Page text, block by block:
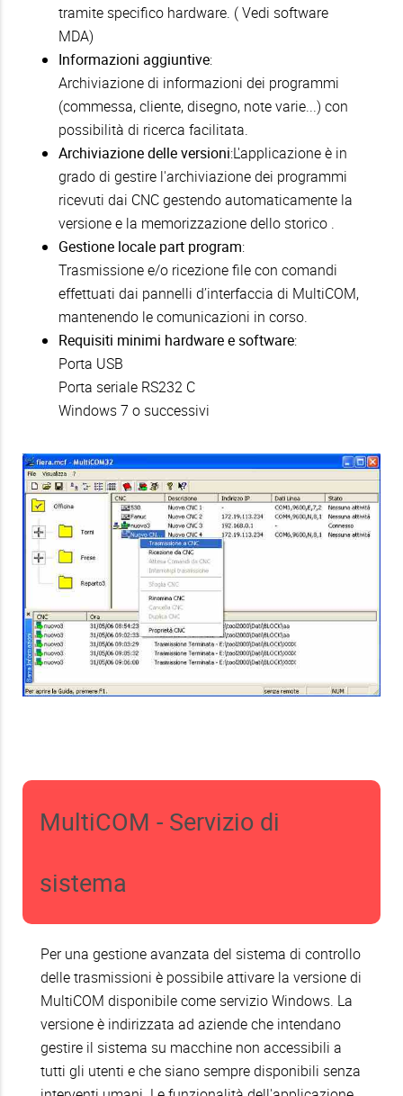
tramite specifico hardware. ( Vedi software
MDA)
Informazioni aggiuntive:
Archiviazione di informazioni dei programmi
(commessa, cliente, disegno, note varie...) con
possibilità di ricerca facilitata.
Archiviazione delle versioni:L'applicazione è in
grado di gestire l'archiviazione dei programmi
ricevuti dai CNC gestendo automaticamente la
versione e la memorizzazione dello storico .
Gestione locale part program:
Trasmissione e/o ricezione file con comandi
effettuati dai pannelli d’interfaccia di MultiCOM,
mantenendo le comunicazioni in corso.
Requisiti minimi hardware e software:
Porta USB
Porta seriale RS232 C
Windows 7 o successivi
MultiCOM - Servizio di
sistema
Per una gestione avanzata del sistema di controllo
delle trasmissioni è possibile attivare la versione di
MultiCOM disponibile come servizio Windows. La
versione è indirizzata ad aziende che intendano
gestire il sistema su macchine non accessibili a
tutti gli utenti e che siano sempre disponibili senza